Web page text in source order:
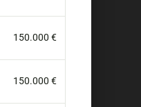
150.000 €
150.000 €